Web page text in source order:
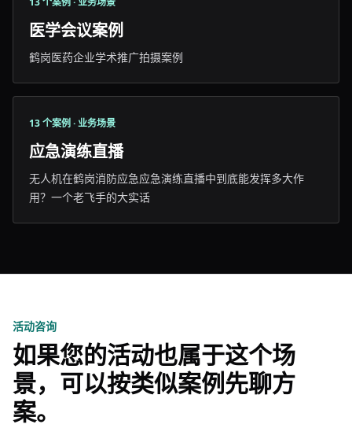
医学会议案例
鹤岗医药企业学术推广拍摄案例
13 个案例 · 业务场景
应急演练直播
无人机在鹤岗消防应急应急演练直播中到底能发挥多大作
用？一个老飞手的大实话
活动咨询
如果您的活动也属于这个场
景，可以按类似案例先聊方
案。